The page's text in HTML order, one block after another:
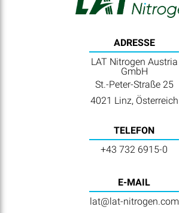
ADRESSE
LAT Nitrogen Austria
GmbH
St.-Peter-Straße 25
4021 Linz, Österreich
TELEFON
+43 732 6915-0
E-MAIL
lat@lat-nitrogen.com